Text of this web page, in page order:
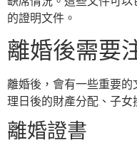
的證明文件。
離婚後需要
離婚後，會有一些重要
理日後的財產分配、子女
離婚證書